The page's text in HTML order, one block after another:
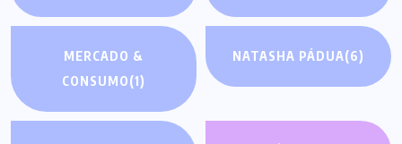
MERCADO &
CONSUMO(1)
NATASHA PÁDUA(6)